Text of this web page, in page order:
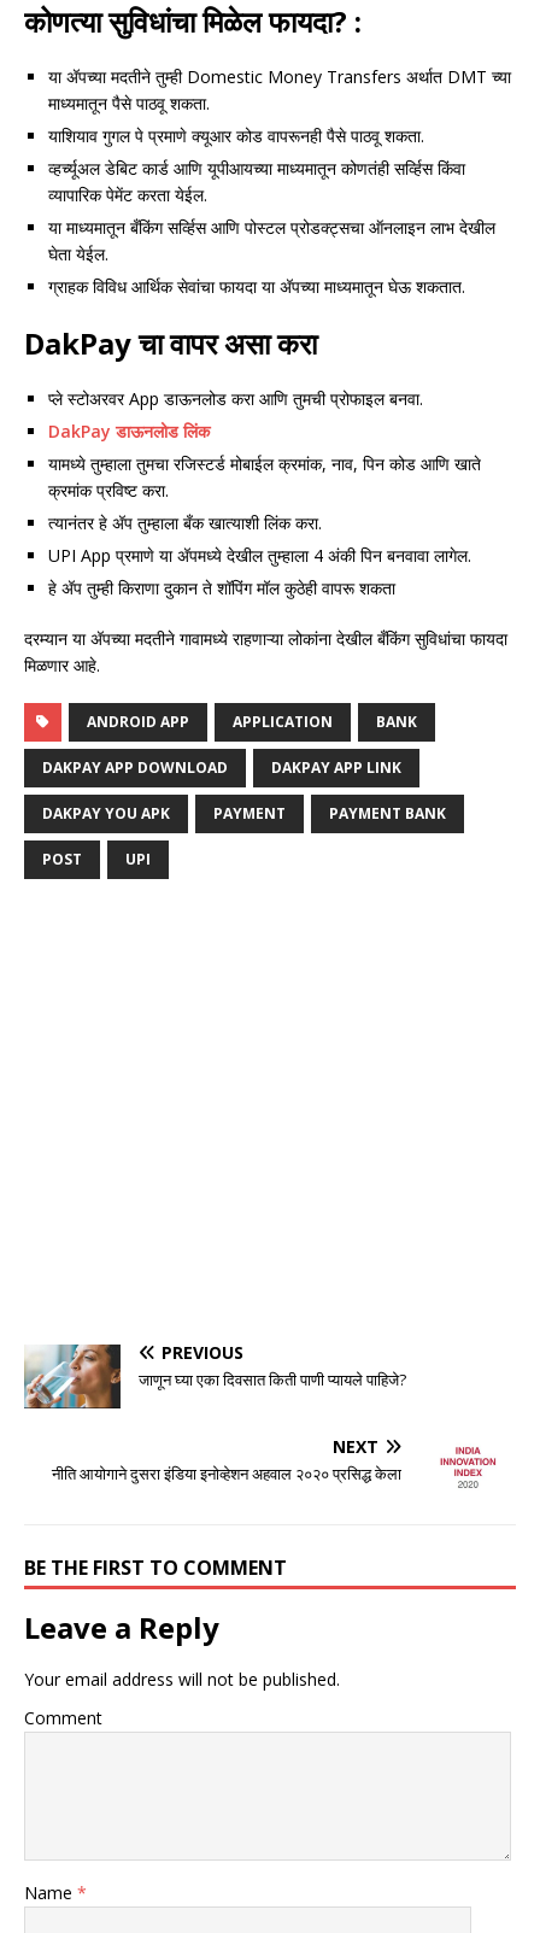
कोणत्या सुविधांचा मिळेल फायदा? :
या अ‍ॅपच्या मदतीने तुम्ही Domestic Money Transfers अर्थात DMT च्या
माध्यमातून पैसे पाठवू शकता.
याशियाव गुगल पे प्रमाणे क्यूआर कोड वापरूनही पैसे पाठवू शकता.
व्हर्च्यूअल डेबिट कार्ड आणि यूपीआयच्या माध्यमातून कोणतंही सर्व्हिस किंवा
व्यापारिक पेमेंट करता येईल.
या माध्यमातून बँकिंग सर्व्हिस आणि पोस्टल प्रोडक्ट्सचा ऑनलाइन लाभ देखील
घेता येईल.
ग्राहक विविध आर्थिक सेवांचा फायदा या अ‍ॅपच्या माध्यमातून घेऊ शकतात.
DakPay चा वापर असा करा
प्ले स्टोअरवर App डाऊनलोड करा आणि तुमची प्रोफाइल बनवा.
DakPay डाऊनलोड लिंक
यामध्ये तुम्हाला तुमचा रजिस्टर्ड मोबाईल क्रमांक, नाव, पिन कोड आणि खाते
क्रमांक प्रविष्ट करा.
त्यानंतर हे अ‍ॅप तुम्हाला बँक खात्याशी लिंक करा.
UPI App प्रमाणे या अ‍ॅपमध्ये देखील तुम्हाला 4 अंकी पिन बनवावा लागेल.
हे अ‍ॅप तुम्ही किराणा दुकान ते शॉपिंग मॉल कुठेही वापरू शकता
दरम्यान या अ‍ॅपच्या मदतीने गावामध्ये राहणाऱ्या लोकांना देखील बँकिंग सुविधांचा फायदा
मिळणार आहे.
ANDROID APP APPLICATION BANK
DAKPAY APP DOWNLOAD DAKPAY APP LINK
DAKPAY YOU APK PAYMENT PAYMENT BANK
POST UPI
PREVIOUS
जाणून घ्या एका दिवसात किती पाणी प्यायले पाहिजे?
NEXT
नीति आयोगाने दुसरा इंडिया इनोव्हेशन अहवाल २०२० प्रसिद्ध केला
BE THE FIRST TO COMMENT
Leave a Reply
Your email address will not be published.
Comment
Name *